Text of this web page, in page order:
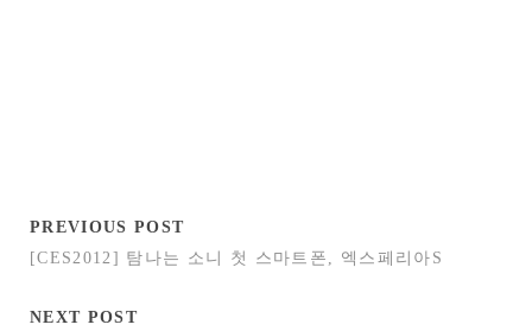
PREVIOUS POST
[CES2012] 탐나는 소니 첫 스마트폰, 엑스페리아S
NEXT POST